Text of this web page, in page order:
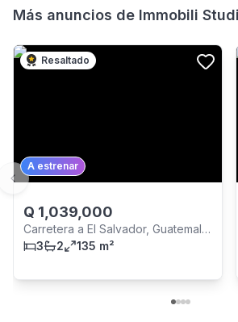
Más anuncios de Immobili
Resaltado
A estrenar
Q 1,039,000
Carretera a El Salvador, Guatemala
City
3 2 135 m²
Previous slide